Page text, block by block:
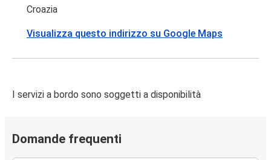
Croazia
Visualizza questo indirizzo su Google Maps
I servizi a bordo sono soggetti a disponibilità
Domande frequenti